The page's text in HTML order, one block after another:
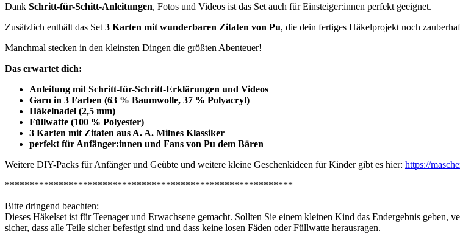
Dank Schritt-für-Schitt-Anleitungen, Fotos und Videos ist das Set auch für Einsteiger:innen perfekt geeignet.
Zusätzlich enthält das Set 3 Karten mit wunderbaren Zitaten von Pu, die dein fertiges Häkelprojekt noch
Manchmal stecken in den kleinsten Dingen die größten Abenteuer!
Das erwartet dich:
Anleitung mit Schritt-für-Schritt-Erklärungen und Videos
Garn in 3 Farben (63 % Baumwolle, 37 % Polyacryl)
Häkelnadel (2,5 mm)
Füllwatte (100 % Polyester)
3 Karten mit Zitaten aus A. A. Milnes Klassiker
perfekt für Anfänger:innen und Fans von Pu dem Bären
Weitere DIY-Packs für Anfänger und Geübte und weitere kleine Geschenkideen für Kinder gibt es hier: https://
***********************************************************
Bitte dringend beachten:
Dieses Häkelset ist für Teenager und Erwachsene gemacht. Sollten Sie einem kleinen Kind das Endergebnis geben,
sicher, dass alle Teile sicher befestigt sind und dass keine losen Fäden oder Füllwatte herausragen.